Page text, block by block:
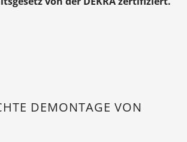
DEMONTAGE VON